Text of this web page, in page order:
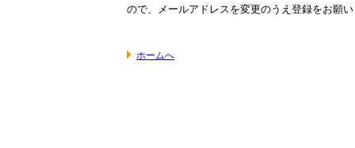
ので、メールアドレスを変更のうえ登録をお願
ホームへ